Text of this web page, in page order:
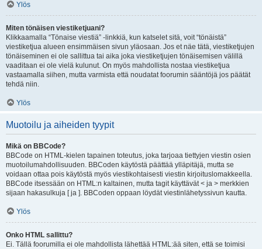
Ylös
Miten tönäisen viestiketjuani?
Klikkaamalla “Tönaise viestiä” -linkkiä, kun katselet sitä, voit “tönäistä”
viestiketjua alueen ensimmäisen sivun yläosaan. Jos et näe tätä, viestiketjujen
tönäiseminen ei ole sallittua tai aika joka viestiketjujen tönäisemisen välillä
vaaditaan ei ole vielä kulunut. On myös mahdollista nostaa viestiketjua
vastaamalla siihen, mutta varmista että noudatat foorumin sääntöjä jos päätät
tehdä niin.
Ylös
Muotoilu ja aiheiden tyypit
Mikä on BBCode?
BBCode on HTML-kielen tapainen toteutus, joka tarjoaa tiettyjen viestin osien
muotoilumahdollisuuden. BBCoden käytöstä päättää ylläpitäjä, mutta se
voidaan ottaa pois käytöstä myös viestikohtaisesti viestin kirjoituslomakkeella.
BBCode itsessään on HTML:n kaltainen, mutta tagit käyttävät < ja > merkkien
sijaan hakasulkuja [ ja ]. BBCoden oppaan löydät viestinlähetyssivun kautta.
Ylös
Onko HTML sallittu?
Ei. Tällä foorumilla ei ole mahdollista lähettää HTML:ää siten, että se toimisi